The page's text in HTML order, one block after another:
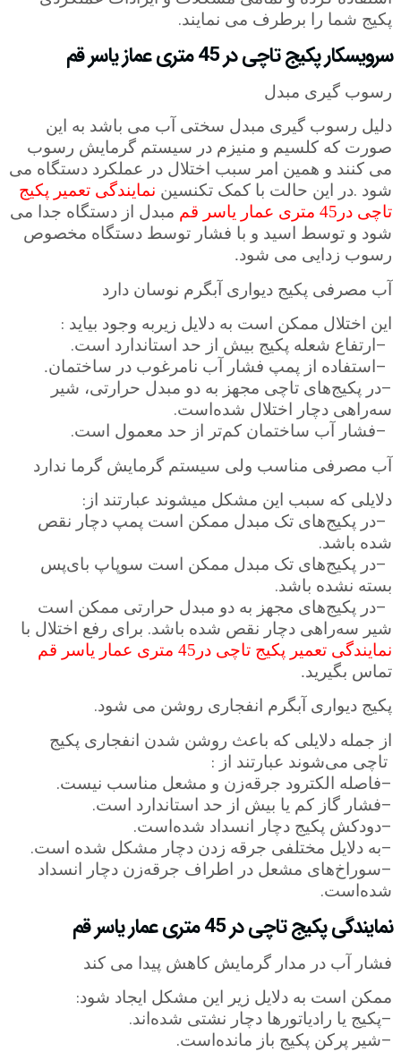
پکیج شما را برطرف می نمایند.
سرویسکار پکیج تاچی در 45 متری عماز یاسر قم
رسوب گیری مبدل
دلیل رسوب گیری مبدل سختی آب می باشد به این
صورت که کلسیم و منیزم در سیستم گرمایش رسوب
می کنند و همین امر سبب اختلال در عملکرد دستگاه می
شود .در این حالت با کمک تکنسین نمایندگی تعمیر پکیج
تاچی در45 متری عمار یاسر قم
مبدل از دستگاه جدا می
شود و توسط اسید و با فشار توسط دستگاه مخصوص
رسوب زدایی می شود.
آب مصرفی پکیج دیواری آبگرم نوسان دارد
این اختلال ممکن است به دلایل زیربه وجود بیاید :
– ارتفاع شعله پکیج بیش از حد استاندارد است.
– استفاده از پمپ فشار آب نامرغوب در ساختمان.
–در پکیج‌های تاچی مجهز به دو مبدل حرارتی، شیر
سه‌‌راهی دچار اختلال شده‌است.
–فشار آب ساختمان کم‌تر از حد معمول است.
آب مصرفی مناسب ولی سیستم گرمایش گرما ندارد
دلایلی که سبب این مشکل میشوند عبارتند از :
–در پکیج‌های تک مبدل ممکن است پمپ دچار نقص
شده باشد.
–در پکیج‌های تک مبدل ممکن است سوپاپ بای‌پس
بسته نشده باشد.
–در پکیج‌های مجهز به دو مبدل حرارتی ممکن است
شیر سه‌راهی دچار نقص شده باشد. برای رفع اختلال با
نمایندگی تعمیر پکیج تاچی در45 متری عمار یاسر قم
تماس بگیرید.
پکیج دیواری آبگرم انفجاری روشن می شود.
از جمله دلایلی که باعث روشن شدن انفجاری پکیج
تاچی می‌شوند عبارتند از :
–فاصله الکترود جرقه‌زن و مشعل مناسب نیست.
–فشار گاز کم یا بیش از حد استاندارد است.
–دودکش پکیج دچار انسداد شده‌است.
–به دلایل مختلفی جرقه زدن دچار مشکل شده ‌است.
–سوراخ‌های مشعل در اطراف جرقه‌زن دچار انسداد
شده‌است.
نمایندگی پکیج تاچی در 45 متری عمار یاسر قم
فشار آب در مدار گرمایش کاهش پیدا می کند
ممکن است به دلایل زیر این مشکل ایجاد شود:
–پکیج یا رادیاتورها دچار نشتی شده‌اند.
–شیر پرکن پکیج باز مانده‌است.